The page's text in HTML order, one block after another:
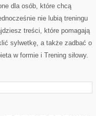
dla osób, które chcą
nie lubią treningu
treści, które pomagają
sylwetkę, a także zadbać o
w formie i Trening siłowy.